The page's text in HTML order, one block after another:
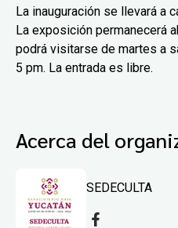
La inauguración se llevará a
La exposición permanecerá
podrá visitarse de martes a
5 pm. La entrada es libre.
Acerca del
SEDECULTA